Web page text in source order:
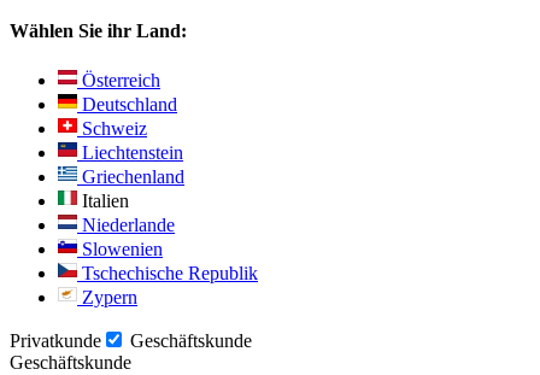
Wählen Sie ihr Land:
Österreich
Deutschland
Schweiz
Liechtenstein
Griechenland
Italien
Niederlande
Slowenien
Tschechische Republik
Zypern
Privatkunde
Geschäftskunde
Geschäftskunde